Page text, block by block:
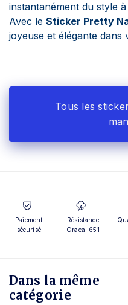
instantanément du style
Avec le Sticker Pretty
joyeuse et élégante dans
Tous les
Paiement
sécurisé
Résistance
Oracal 651
Dans la même
catégorie